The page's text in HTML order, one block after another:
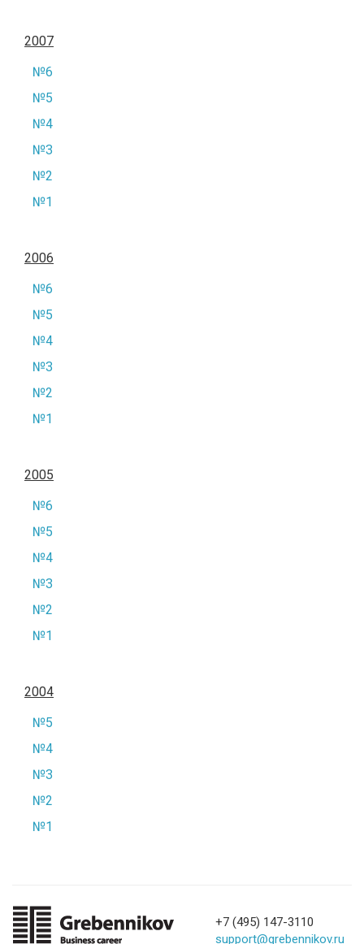
2007
№6
№5
№4
№3
№2
№1
2006
№6
№5
№4
№3
№2
№1
2005
№6
№5
№4
№3
№2
№1
2004
№5
№4
№3
№2
№1
+7 (495) 147-3110
support@grebennikov.ru